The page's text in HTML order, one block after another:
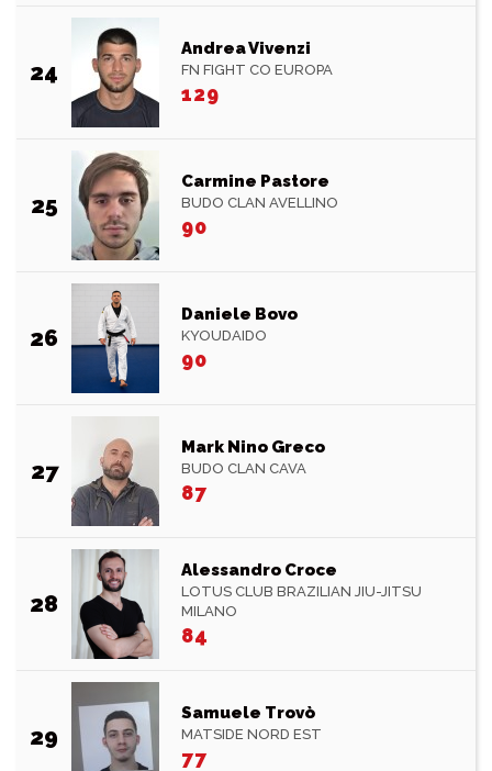
24
Andrea Vivenzi
FN FIGHT CO EUROPA
129
25
Carmine Pastore
BUDO CLAN AVELLINO
90
26
Daniele Bovo
KYOUDAIDO
90
27
Mark Nino Greco
BUDO CLAN CAVA
87
28
Alessandro Croce
LOTUS CLUB BRAZILIAN JIU-JITSU
MILANO
84
29
Samuele Trovò
MATSIDE NORD EST
77